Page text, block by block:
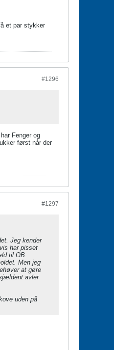
et par stykker
#1296
Fenger og
først når der
#1297
Jeg kender
har pisset
til OB.
Men jeg
at gøre
avler
uden på